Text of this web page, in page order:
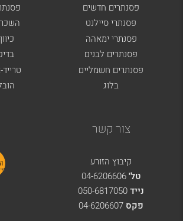
פסנתרים חדשים
פסנתרי סיילנט
פסנתרי ימאהה
פסנתרים לבנים
פסנתרים חשמליים
בלוג
צור קשר
קיבוץ הזורע
טל'04-6206606
נייד050-6817050
פקס04-6206607